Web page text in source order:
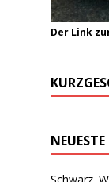
Der Link